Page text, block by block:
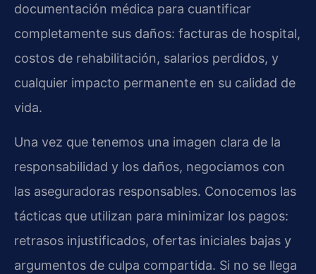
documentación médica para cuantificar
completamente sus daños: facturas de hospital,
costos de rehabilitación, salarios perdidos, y
cualquier impacto permanente en su calidad de
vida.
Una vez que tenemos una imagen clara de la
responsabilidad y los daños, negociamos con
las aseguradoras responsables. Conocemos las
tácticas que utilizan para minimizar los pagos:
retrasos injustificados, ofertas iniciales bajas y
argumentos de culpa compartida. Si no se llega